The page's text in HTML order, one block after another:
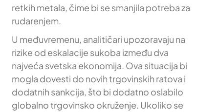
retkih metala, čime bi se smanjila potreba za
rudarenjem.
U međuvremenu, analitičari upozoravaju na
rizike od eskalacije sukoba između dva
najveća svetska ekonomija. Ova situacija bi
mogla dovesti do novih trgovinskih ratova i
dodatnih sankcija, što bi dodatno oslabilo
globalno trgovinsko okruženje. Ukoliko se